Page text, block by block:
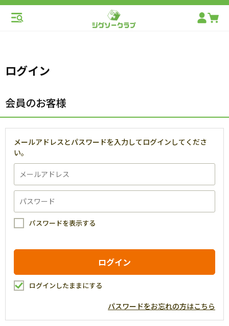
ログイン
会員のお客様
メールアドレスとパスワードを入力してログインしてくださ
い。
パスワードを表示する
ログインしたままにする
パスワードをお忘れの方はこちら